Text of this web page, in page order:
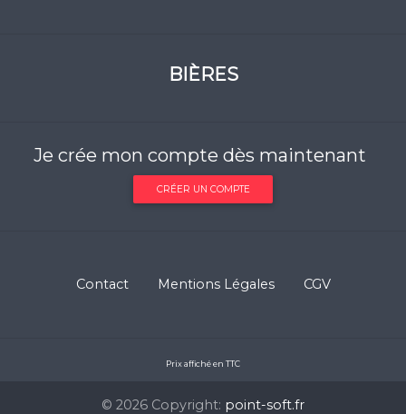
BIÈRES
Je crée mon compte dès maintenant
CRÉER UN COMPTE
Contact Mentions Légales CGV
Prix affiché en TTC
© 2026 Copyright: point-soft.fr